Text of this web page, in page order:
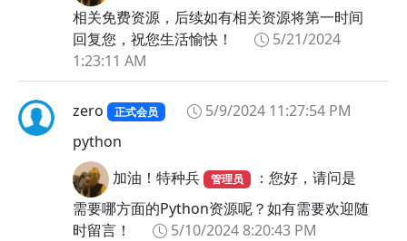
相关免费资源，后续如有相关资源将第一时间
回复您，祝您生活愉快！
5/21/2024
1:23:11 AM
zero 正式会员
5/9/2024 11:27:54 PM
python
加油！特种兵
管理员
：您好，请问是
需要哪方面的Python资源呢？如有需要欢迎随
时留言！
5/10/2024 8:20:43 PM